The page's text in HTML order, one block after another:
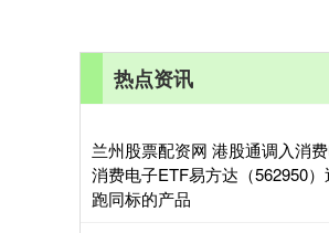
热点资讯
兰州股票配资网 港股通调入消
消费电子ETF易方达（562950
跑同标的产品